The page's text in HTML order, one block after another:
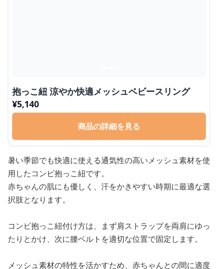
抱っこ紐 涼やか快適メッシュベビースリング
¥5,140
商品の詳細を見る
暑い季節でも快適に使える通気性の高いメッシュ素材を使
用したコンビ抱っこ紐です。
赤ちゃんの肌にも優しく、汗をかきやすい時期に最適な選
択肢となります。
コンビ抱っこ紐付け方は、まず肩ストラップを両肩にゆっ
たりとかけ、次に腰ベルトを適切な位置で固定します。
メッシュ素材の特性を活かすため、赤ちゃんとの間に適度